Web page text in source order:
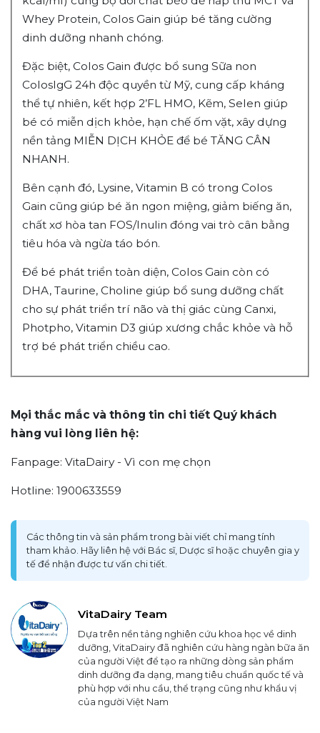
Whey Protein, Colos Gain giúp bé tăng cường
dinh dưỡng nhanh chóng.
Đặc biệt, Colos Gain được bổ sung Sữa non
ColosIgG 24h độc quyền từ Mỹ, cung cấp kháng
thể tự nhiên, kết hợp 2’FL HMO, Kẽm, Selen giúp
bé có miễn dịch khỏe, hạn chế ốm vặt, xây dựng
nền tảng MIỄN DỊCH KHỎE để bé TĂNG CÂN
NHANH.
Bên cạnh đó, Lysine, Vitamin B có trong Colos
Gain cũng giúp bé ăn ngon miệng, giảm biếng ăn,
chất xơ hòa tan FOS/Inulin đóng vai trò cân bằng
tiêu hóa và ngừa táo bón.
Để bé phát triển toàn diện, Colos Gain còn có
DHA, Taurine, Choline giúp bổ sung dưỡng chất
cho sự phát triển trí não và thị giác cùng Canxi,
Photpho, Vitamin D3 giúp xương chắc khỏe và hỗ
trợ bé phát triển chiều cao.
Mọi thắc mắc và thông tin chi tiết Quý khách
hàng vui lòng liên hệ:
Fanpage: VitaDairy - Vì con mẹ chọn
Hotline: 1900633559
Các thông tin và sản phẩm trong bài viết chỉ mang tính
tham khảo. Hãy liên hệ với Bác sĩ, Dược sĩ hoặc chuyên gia y
tế để nhận được tư vấn chi tiết.
VitaDairy Team
Dựa trên nền tảng nghiên cứu khoa học về dinh
dưỡng, VitaDairy đã nghiên cứu hàng ngàn bữa ăn
của người Việt để tạo ra những dòng sản phẩm
dinh dưỡng đa dạng, mang tiêu chuẩn quốc tế và
phù hợp với nhu cầu, thể trạng cũng như khẩu vị
của người Việt Nam